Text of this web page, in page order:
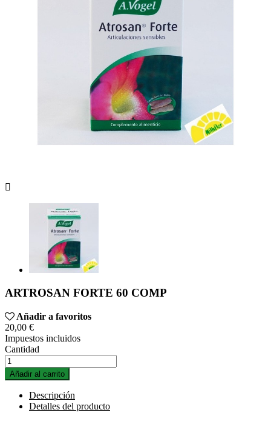

ARTROSAN FORTE 60 COMP
Añadir a favoritos
20,00 €
Impuestos incluidos
Cantidad
Añadir al carrito
Descripción
Detalles del producto